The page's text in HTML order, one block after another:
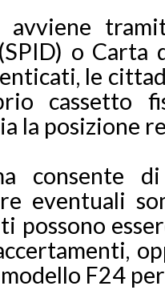
avviene
o Carta
le
cassetto
la posizione
consente
eventuali
possono
F24